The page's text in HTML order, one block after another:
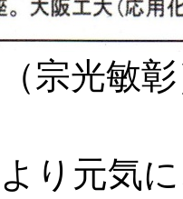
宗光敏
り元気